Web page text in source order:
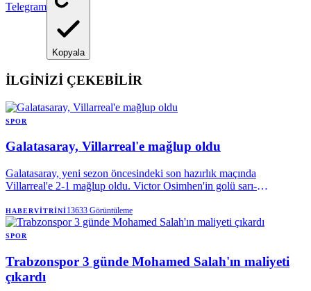
Telegram
Kopyala
İLGİNİZİ ÇEKEBİLİR
SPOR
Galatasaray, Villarreal'e mağlup oldu
Galatasaray, yeni sezon öncesindeki son hazırlık maçında
Villarreal'e 2-1 mağlup oldu. Victor Osimhen'in golü sarı-
ve tribünlerden yükselen transfer tepkisi karşılaşmaya damga vurdu.
HABERVITRINI13633 Görüntüleme
SPOR
Trabzonspor 3 günde Mohamed Salah'ın maliyeti
çıkardı